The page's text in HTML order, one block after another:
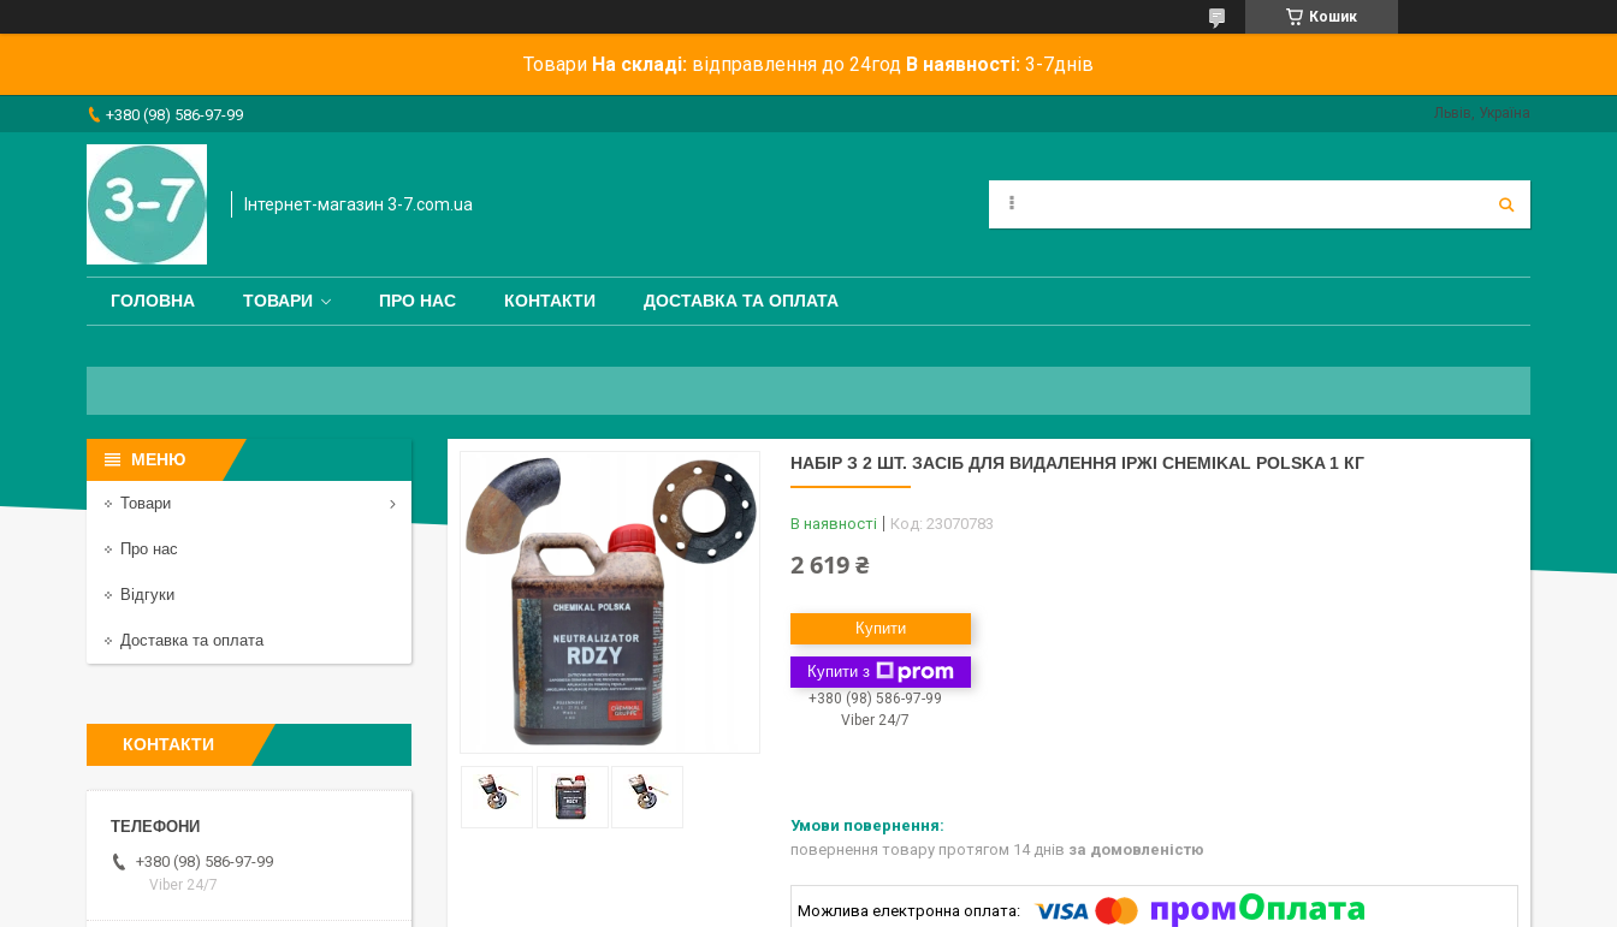
Кошик
Товари На складі: відправлення до 24год В наявності: 3-7днів
+380 (98) 586-97-99 Львів, Україна
Інтернет-магазин 3-7.com.ua
ГОЛОВНА ТОВАРИ ПРО НАС КОНТАКТИ ДОСТАВКА ТА ОПЛАТА
НАБІР З 2 ШТ. ЗАСІБ ДЛЯ ВИДАЛЕННЯ ІРЖІ CHEMIKAL POLSKA 1 КГ
В наявності Код: 23070783
2 619 ₴
Купити
Купити з
+380 (98) 586-97-99
Viber 24/7
повернення товару протягом 14 днів за домовленістю
Товари
Про нас
Відгуки
Доставка та оплата
КОНТАКТИ
+380 (98) 586-97-99
Viber 24/7